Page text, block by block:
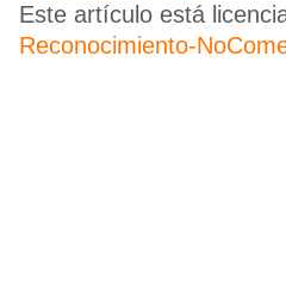
Este artículo está
Reconocimiento-